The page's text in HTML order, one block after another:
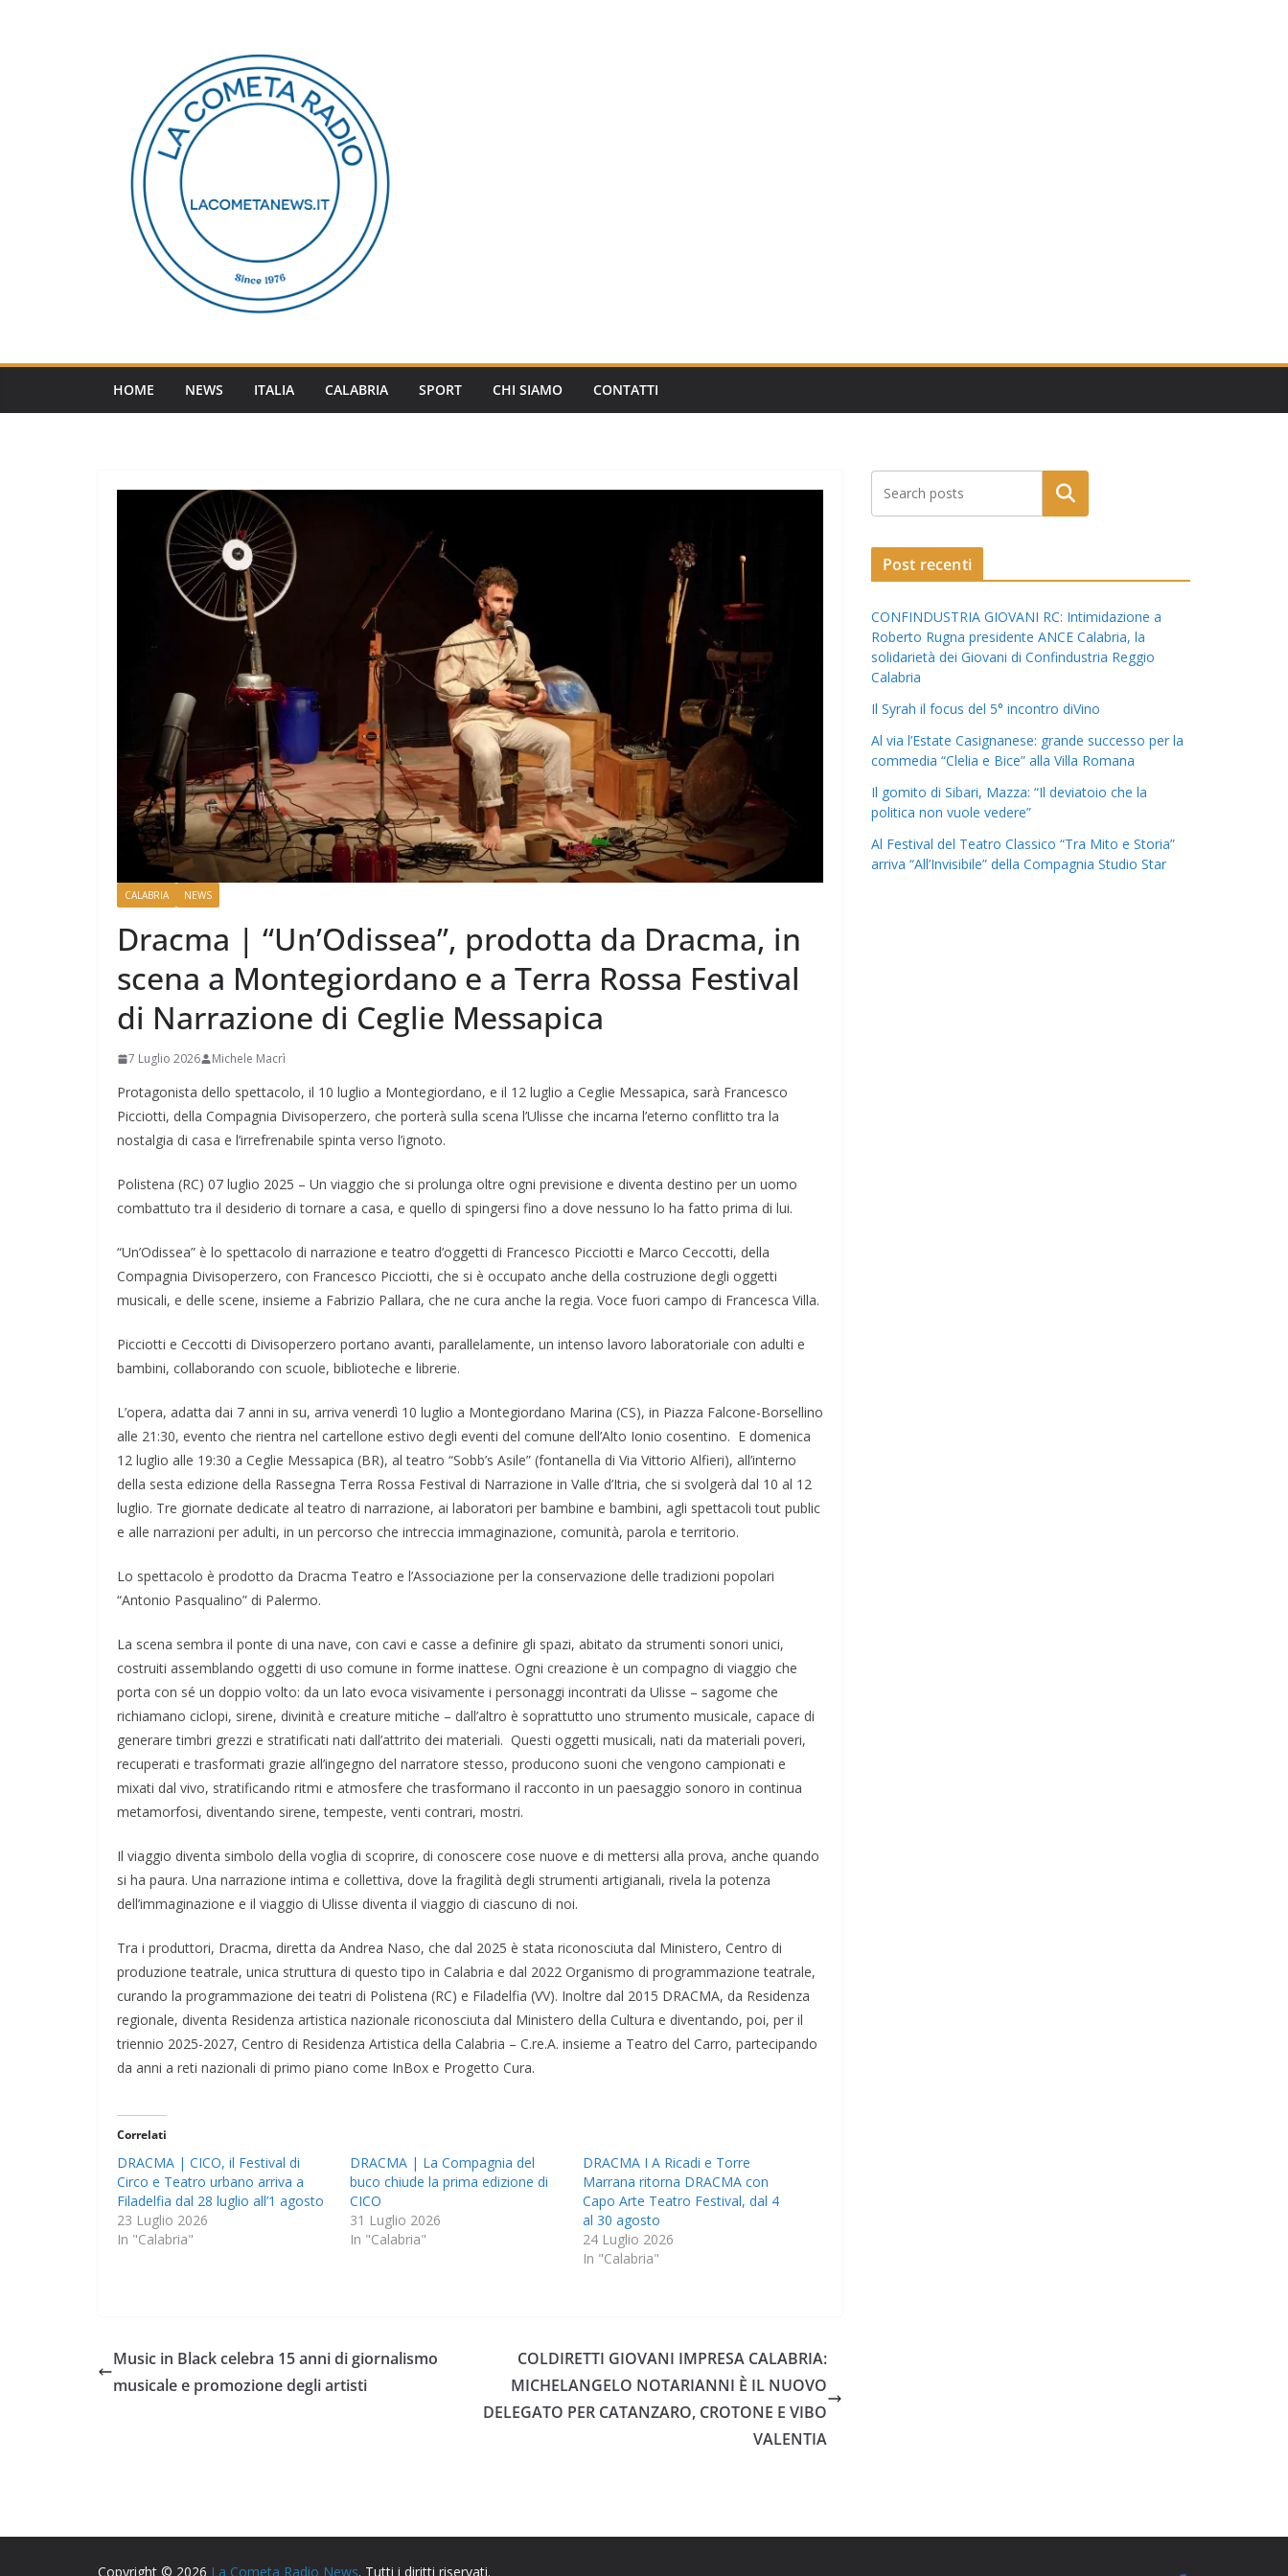
HOME NEWS ITALIA CALABRIA SPORT CHI SIAMO CONTATTI
CALABRIA NEWS
Dracma | “Un’Odissea”, prodotta da Dracma, in
scena a Montegiordano e a Terra Rossa Festival
di Narrazione di Ceglie Messapica
7 Luglio 2026 Michele Macrì
Protagonista dello spettacolo, il 10 luglio a Montegiordano, e il 12 luglio a Ceglie Messapica, sarà Francesco
Picciotti, della Compagnia Divisoperzero, che porterà sulla scena l’Ulisse che incarna l’eterno conflitto tra la
nostalgia di casa e l’irrefrenabile spinta verso l’ignoto.
Polistena (RC) 07 luglio 2025 – Un viaggio che si prolunga oltre ogni previsione e diventa destino per un uomo
combattuto tra il desiderio di tornare a casa, e quello di spingersi fino a dove nessuno lo ha fatto prima di lui.
“Un’Odissea” è lo spettacolo di narrazione e teatro d’oggetti di Francesco Picciotti e Marco Ceccotti, della
Compagnia Divisoperzero, con Francesco Picciotti, che si è occupato anche della costruzione degli oggetti
musicali, e delle scene, insieme a Fabrizio Pallara, che ne cura anche la regia. Voce fuori campo di Francesca Villa.
Picciotti e Ceccotti di Divisoperzero portano avanti, parallelamente, un intenso lavoro laboratoriale con adulti e
bambini, collaborando con scuole, biblioteche e librerie.
L’opera, adatta dai 7 anni in su, arriva venerdì 10 luglio a Montegiordano Marina (CS), in Piazza Falcone-Borsellino
alle 21:30, evento che rientra nel cartellone estivo degli eventi del comune dell’Alto Ionio cosentino. E domenica
12 luglio alle 19:30 a Ceglie Messapica (BR), al teatro “Sobb’s Asile” (fontanella di Via Vittorio Alfieri), all’interno
della sesta edizione della Rassegna Terra Rossa Festival di Narrazione in Valle d’Itria, che si svolgerà dal 10 al 12
luglio. Tre giornate dedicate al teatro di narrazione, ai laboratori per bambine e bambini, agli spettacoli tout public
e alle narrazioni per adulti, in un percorso che intreccia immaginazione, comunità, parola e territorio.
Lo spettacolo è prodotto da Dracma Teatro e l’Associazione per la conservazione delle tradizioni popolari
“Antonio Pasqualino” di Palermo.
La scena sembra il ponte di una nave, con cavi e casse a definire gli spazi, abitato da strumenti sonori unici,
costruiti assemblando oggetti di uso comune in forme inattese. Ogni creazione è un compagno di viaggio che
porta con sé un doppio volto: da un lato evoca visivamente i personaggi incontrati da Ulisse – sagome che
richiamano ciclopi, sirene, divinità e creature mitiche – dall’altro è soprattutto uno strumento musicale, capace di
generare timbri grezzi e stratificati nati dall’attrito dei materiali. Questi oggetti musicali, nati da materiali poveri,
recuperati e trasformati grazie all’ingegno del narratore stesso, producono suoni che vengono campionati e
mixati dal vivo, stratificando ritmi e atmosfere che trasformano il racconto in un paesaggio sonoro in continua
metamorfosi, diventando sirene, tempeste, venti contrari, mostri.
Il viaggio diventa simbolo della voglia di scoprire, di conoscere cose nuove e di mettersi alla prova, anche quando
si ha paura. Una narrazione intima e collettiva, dove la fragilità degli strumenti artigianali, rivela la potenza
dell’immaginazione e il viaggio di Ulisse diventa il viaggio di ciascuno di noi.
Tra i produttori, Dracma, diretta da Andrea Naso, che dal 2025 è stata riconosciuta dal Ministero, Centro di
produzione teatrale, unica struttura di questo tipo in Calabria e dal 2022 Organismo di programmazione teatrale,
curando la programmazione dei teatri di Polistena (RC) e Filadelfia (VV). Inoltre dal 2015 DRACMA, da Residenza
regionale, diventa Residenza artistica nazionale riconosciuta dal Ministero della Cultura e diventando, poi, per il
triennio 2025-2027, Centro di Residenza Artistica della Calabria – C.re.A. insieme a Teatro del Carro, partecipando
da anni a reti nazionali di primo piano come InBox e Progetto Cura.
Correlati
DRACMA | CICO, il Festival di
Circo e Teatro urbano arriva a
Filadelfia dal 28 luglio all’1 agosto
23 Luglio 2026
In "Calabria"
DRACMA | La Compagnia del
buco chiude la prima edizione di
CICO
31 Luglio 2026
In "Calabria"
DRACMA I A Ricadi e Torre
Marrana ritorna DRACMA con
Capo Arte Teatro Festival, dal 4
al 30 agosto
24 Luglio 2026
In "Calabria"
Music in Black celebra 15 anni di giornalismo
musicale e promozione degli artisti
COLDIRETTI GIOVANI IMPRESA CALABRIA:
MICHELANGELO NOTARIANNI È IL NUOVO
DELEGATO PER CATANZARO, CROTONE E VIBO
VALENTIA
Post recenti
CONFINDUSTRIA GIOVANI RC: Intimidazione a
Roberto Rugna presidente ANCE Calabria, la
solidarietà dei Giovani di Confindustria Reggio
Calabria
Il Syrah il focus del 5° incontro diVino
Al via l’Estate Casignanese: grande successo per la
commedia “Clelia e Bice” alla Villa Romana
Il gomito di Sibari, Mazza: “Il deviatoio che la
politica non vuole vedere”
Al Festival del Teatro Classico “Tra Mito e Storia”
arriva “All’Invisibile” della Compagnia Studio Star
Copyright © 2026 La Cometa Radio News. Tutti i diritti riservati.